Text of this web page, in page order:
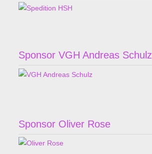
Sponsor VGH Andreas Schulz
Sponsor Oliver Rose